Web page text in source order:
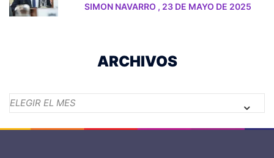
SIMON NAVARRO , 23 DE MAYO DE 2025
ARCHIVOS
Archivos